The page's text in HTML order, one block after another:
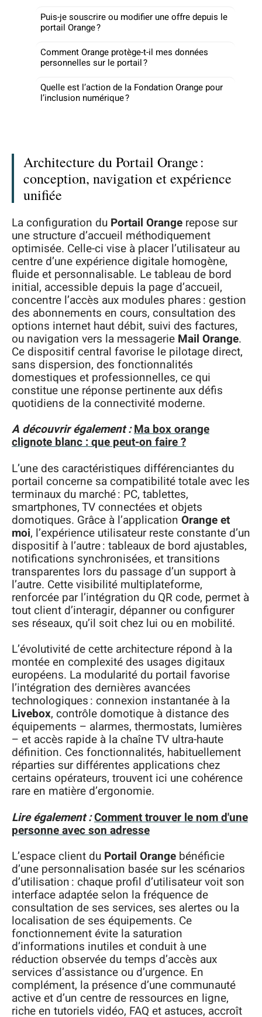
Puis-je souscrire ou modifier une offre depuis le
portail Orange ?
Comment Orange protège-t-il mes données
personnelles sur le portail ?
Quelle est l’action de la Fondation Orange pour
l’inclusion numérique ?
Architecture du Portail Orange :
conception, navigation et expérience
unifiée
La configuration du Portail Orange repose sur
une structure d’accueil méthodiquement
optimisée. Celle-ci vise à placer l’utilisateur au
centre d’une expérience digitale homogène,
fluide et personnalisable. Le tableau de bord
initial, accessible depuis la page d’accueil,
concentre l’accès aux modules phares : gestion
des abonnements en cours, consultation des
options internet haut débit, suivi des factures,
ou navigation vers la messagerie Mail Orange.
Ce dispositif central favorise le pilotage direct,
sans dispersion, des fonctionnalités
domestiques et professionnelles, ce qui
constitue une réponse pertinente aux défis
quotidiens de la connectivité moderne.
A découvrir également :Ma box orange
clignote blanc : que peut-on faire ?
L’une des caractéristiques différenciantes du
portail concerne sa compatibilité totale avec les
terminaux du marché : PC, tablettes,
smartphones, TV connectées et objets
domotiques. Grâce à l’application Orange et
moi, l’expérience utilisateur reste constante d’un
dispositif à l’autre : tableaux de bord ajustables,
notifications synchronisées, et transitions
transparentes lors du passage d’un support à
l’autre. Cette visibilité multiplateforme,
renforcée par l’intégration du QR code, permet à
tout client d’interagir, dépanner ou configurer
ses réseaux, qu’il soit chez lui ou en mobilité.
L’évolutivité de cette architecture répond à la
montée en complexité des usages digitaux
européens. La modularité du portail favorise
l’intégration des dernières avancées
technologiques : connexion instantanée à la
Livebox, contrôle domotique à distance des
équipements – alarmes, thermostats, lumières
– et accès rapide à la chaîne TV ultra-haute
définition. Ces fonctionnalités, habituellement
réparties sur différentes applications chez
certains opérateurs, trouvent ici une cohérence
rare en matière d’ergonomie.
Lire également :Comment trouver le nom d'une
personne avec son adresse
L’espace client du Portail Orange bénéficie
d’une personnalisation basée sur les scénarios
d’utilisation : chaque profil d’utilisateur voit son
interface adaptée selon la fréquence de
consultation de ses services, ses alertes ou la
localisation de ses équipements. Ce
fonctionnement évite la saturation
d’informations inutiles et conduit à une
réduction observée du temps d’accès aux
services d’assistance ou d’urgence. En
complément, la présence d’une communauté
active et d’un centre de ressources en ligne,
riche en tutoriels vidéo, FAQ et astuces, accroît